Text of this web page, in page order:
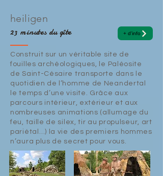
heiligen
23 minutes du gîte + d'info
Construit sur un véritable site de
fouilles archéologiques, le Paléosite
de Saint-Césaire transporte dans le
quotidien de l’homme de Neandertal
le temps d’une visite. Grâce aux
parcours intérieur, extérieur et aux
nombreuses animations (allumage du
feu, taille de silex, tir au propulseur, art
pariétal…) la vie des premiers hommes
n’aura plus de secret pour vous.